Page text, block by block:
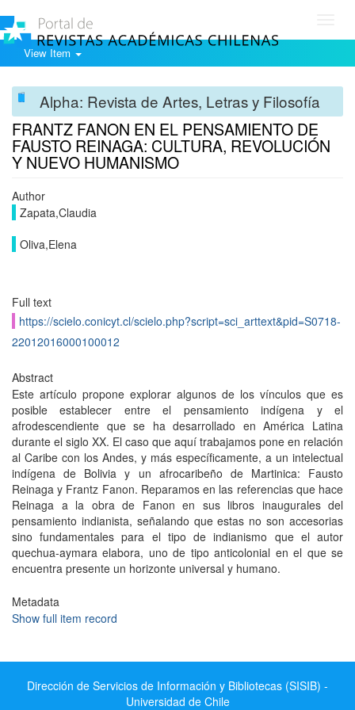
View Item
Alpha: Revista de Artes, Letras y Filosofía
FRANTZ FANON EN EL PENSAMIENTO DE
FAUSTO REINAGA: CULTURA, REVOLUCIÓN
Y NUEVO HUMANISMO
Author
Zapata,Claudia
Oliva,Elena
Full text
https://scielo.conicyt.cl/scielo.php?script=sci_arttext&pid=S0718-
22012016000100012
Abstract
Este artículo propone explorar algunos de los vínculos que es
posible establecer entre el pensamiento indígena y el
afrodescendiente que se ha desarrollado en América Latina
durante el siglo XX. El caso que aquí trabajamos pone en relación
al Caribe con los Andes, y más específicamente, a un intelectual
indígena de Bolivia y un afrocaribeño de Martinica: Fausto
Reinaga y Frantz Fanon. Reparamos en las referencias que hace
Reinaga a la obra de Fanon en sus libros inaugurales del
pensamiento indianista, señalando que estas no son accesorias
sino fundamentales para el tipo de indianismo que el autor
quechua-aymara elabora, uno de tipo anticolonial en el que se
encuentra presente un horizonte universal y humano.
Metadata
Show full item record
Dirección de Servicios de Información y Bibliotecas (SISIB) -
Universidad de Chile